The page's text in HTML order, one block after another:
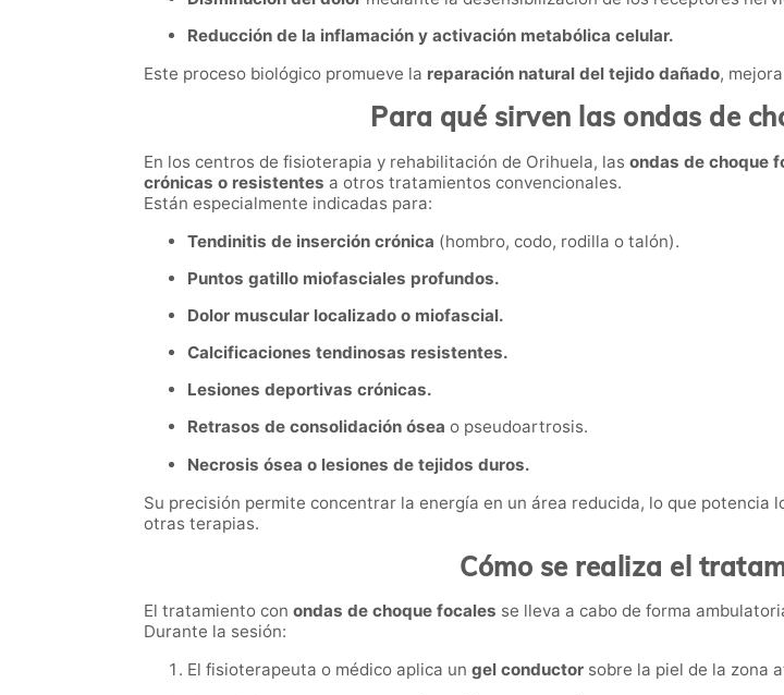
Reducción de la inflamación y activación metabólica celular.
Este proceso biológico promueve la reparación natural del tejido dañado,
Para qué sirven las ondas de
En los centros de fisioterapia y rehabilitación de Orihuela, las ondas de choque
crónicas o resistentes a otros tratamientos convencionales.
Están especialmente indicadas para:
Tendinitis de inserción crónica (hombro, codo, rodilla o talón).
Puntos gatillo miofasciales profundos.
Dolor muscular localizado o miofascial.
Calcificaciones tendinosas resistentes.
Lesiones deportivas crónicas.
Retrasos de consolidación ósea o pseudoartrosis.
Necrosis ósea o lesiones de tejidos duros.
Su precisión permite concentrar la energía en un área reducida, lo que
otras terapias.
Cómo se realiza el
El tratamiento con ondas de choque focales se lleva a cabo de forma
Durante la sesión:
El fisioterapeuta o médico aplica un gel conductor sobre la piel de la zona